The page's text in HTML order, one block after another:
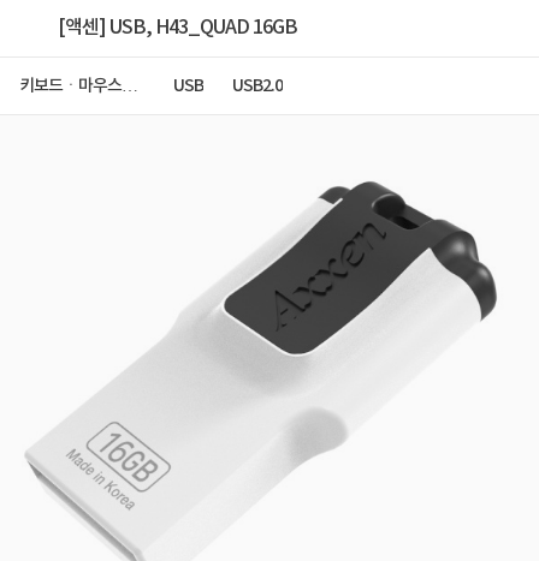
[액센] USB, H43_QUAD 16GB
키보드ㆍ마우스ㆍ
USB USB2.0